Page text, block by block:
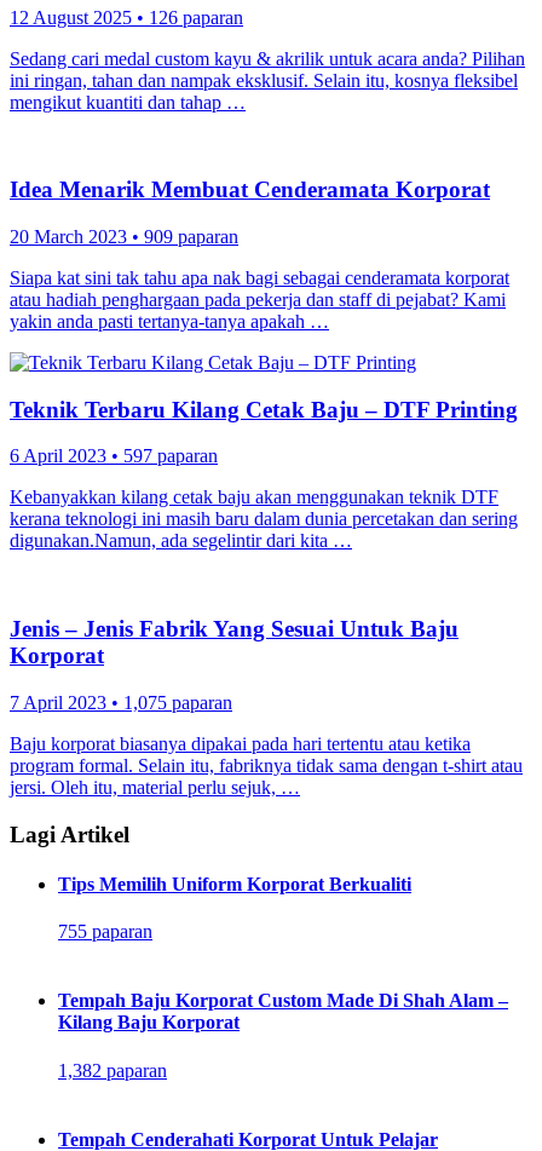
12 August 2025 • 126 paparan
Sedang cari medal custom kayu & akrilik untuk acara anda? Pilihan
ini ringan, tahan dan nampak eksklusif. Selain itu, kosnya fleksibel
mengikut kuantiti dan tahap …
Idea Menarik Membuat Cenderamata Korporat
20 March 2023 • 909 paparan
Siapa kat sini tak tahu apa nak bagi sebagai cenderamata korporat
atau hadiah penghargaan pada pekerja dan staff di pejabat? Kami
yakin anda pasti tertanya-tanya apakah …
Teknik Terbaru Kilang Cetak Baju – DTF Printing
6 April 2023 • 597 paparan
Kebanyakkan kilang cetak baju akan menggunakan teknik DTF
kerana teknologi ini masih baru dalam dunia percetakan dan sering
digunakan.Namun, ada segelintir dari kita …
Jenis – Jenis Fabrik Yang Sesuai Untuk Baju
Korporat
7 April 2023 • 1,075 paparan
Baju korporat biasanya dipakai pada hari tertentu atau ketika
program formal. Selain itu, fabriknya tidak sama dengan t-shirt atau
jersi. Oleh itu, material perlu sejuk, …
Lagi Artikel
Tips Memilih Uniform Korporat Berkualiti
755 paparan
Tempah Baju Korporat Custom Made Di Shah Alam –
Kilang Baju Korporat
1,382 paparan
Tempah Cenderahati Korporat Untuk Pelajar